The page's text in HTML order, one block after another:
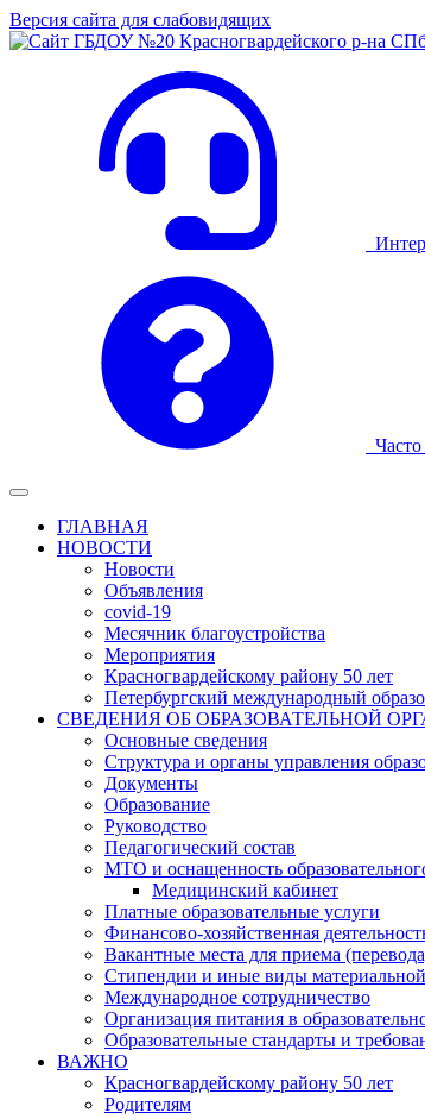
Версия сайта для слабовидящих
ГЛАВНАЯ
НОВОСТИ
Новости
Объявления
covid-19
Месячник благоустройства
Мероприятия
Красногвардейскому району 50 лет
Петербургский международный
СВЕДЕНИЯ ОБ ОБРАЗОВАТЕЛЬНОЙ
Основные сведения
Структура и органы управления
Документы
Образование
Руководство
Педагогический состав
МТО и оснащенность
Медицинский кабинет
Платные образовательные услуги
Финансово-хозяйственная
Вакантные места для приема
Стипендии и иные виды
Международное сотрудничество
Организация питания в
Образовательные стандарты и
ВАЖНО
Красногвардейскому району 50 лет
Родителям